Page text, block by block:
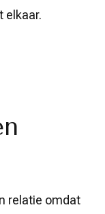
elkaar.
relatie omdat